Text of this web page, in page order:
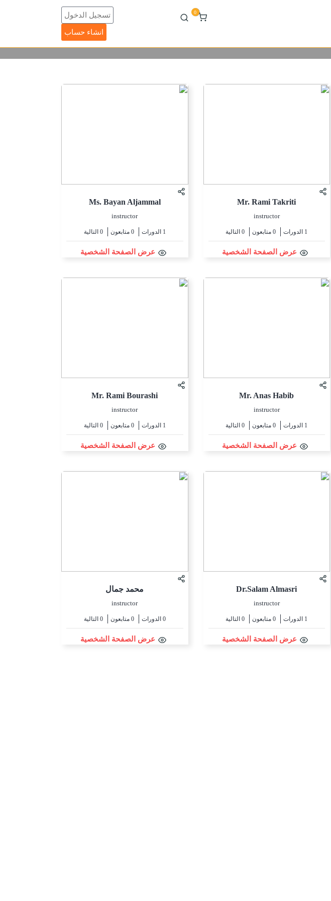
0 تسجيل الدخول
انشاء حساب
Mr. Rami Takriti
instructor
1 الدورات 0 متابعون 0 التالية
عرض الصفحة الشخصية
Ms. Bayan Aljammal
instructor
1 الدورات 0 متابعون 0 التالية
عرض الصفحة الشخصية
Mr. Anas Habib
instructor
1 الدورات 0 متابعون 0 التالية
عرض الصفحة الشخصية
Mr. Rami Bourashi
instructor
1 الدورات 0 متابعون 0 التالية
عرض الصفحة الشخصية
Dr.Salam Almasri
instructor
1 الدورات 0 متابعون 0 التالية
عرض الصفحة الشخصية
محمد جمال
instructor
0 الدورات 0 متابعون 0 التالية
عرض الصفحة الشخصية